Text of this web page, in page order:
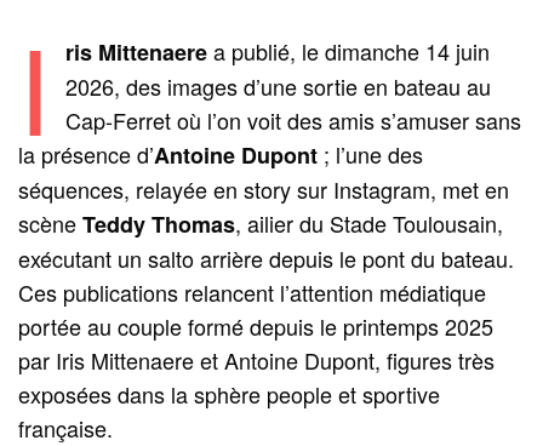
I ris Mittenaerea publié, le dimanche 14 juin
2026, des images d’une sortie en bateau au
Cap-Ferret où l’on voit des amis s’amuser sans
la présence d’Antoine Dupont ; l’une des
séquences, relayée en story sur Instagram, met en
scèneTeddy Thomas, ailier du Stade Toulousain,
exécutant un salto arrière depuis le pont du bateau.
Ces publications relancent l’attention médiatique
portée au couple formé depuis le printemps 2025
par Iris Mittenaere et Antoine Dupont, figures très
exposées dans la sphère people et sportive
française.